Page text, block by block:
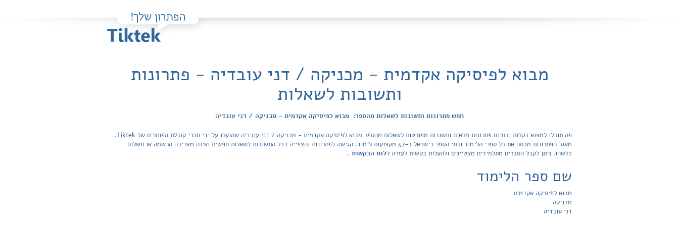
מבוא לפיסיקה אקדמית - מכניקה / דני עובדיה - פתרונות
ותשובות לשאלות
חפש פתרונות ותשובות לשאלות מהספר: מבוא לפיסיקה אקדמית - מכניקה / דני עובדיה
פה תוכלו למצוא בקלות ובחינם פתרונות מלאים ותשובות מפורטות לשאלות מהספר מבוא לפיסיקה אקדמית - מכניקה / דני עובדיה שהועלו על ידי חברי קהילת הפותרים של Tiktek.
מאגר הפתרונות מכסה את כל ספרי הלימוד ובתי הספר בישראל ב-47 מקצועות לימוד. הגישה לפתרונות והצפייה בכל התשובות לשאלות חפשית ואינה מצריכה הרשמה או תשלום
כלשהו. ניתן לקבל הסברים מתלמידים מצטיינים ולהעלות בקשות לעזרה ללוח הבקשות .
שם ספר הלימוד
מבוא לפיסיקה אקדמית
מכניקה
דני עובדיה